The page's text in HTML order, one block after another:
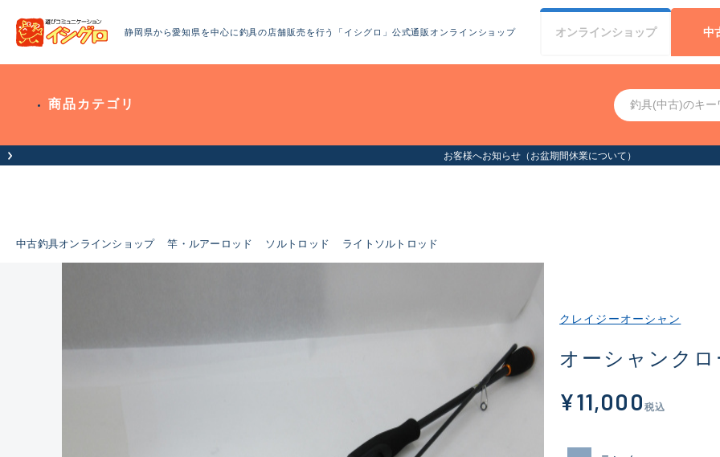
静岡県から愛知県を中心に釣具の店舗販売を行う「イシグロ」公式通販オンラインショップ オンラインショップ 中
商品カテゴリ
お客様へお知らせ（お盆
中古釣具オンラインショップ 竿・ルアーロッド ソルトロッド ライトソルトロッド
クレイジーオーシャン
オーシャンク
¥11,000 税込